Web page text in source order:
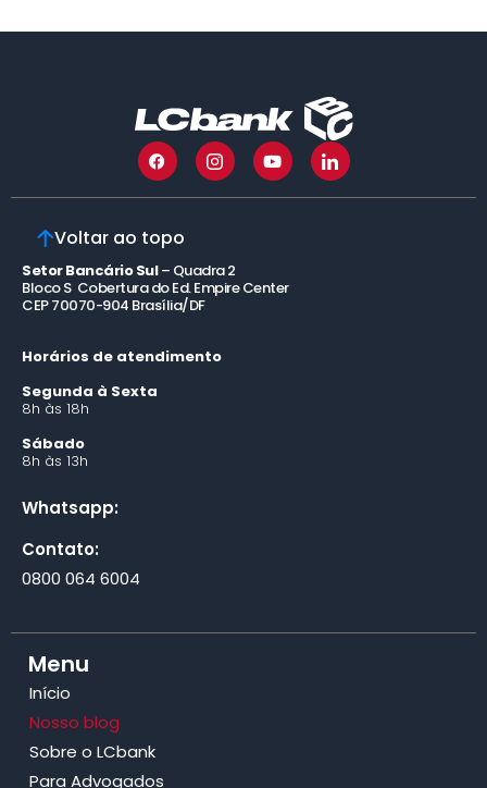
Voltar ao topo
Setor Bancário Sul– Quadra 2
Bloco S Cobertura do Ed. Empire Center
CEP 70070-904 Brasília/DF
Horários de atendimento
Segunda à Sexta
8h às 18h
Sábado
8h às 13h
Whatsapp:
Contato:
0800 064 6004
Menu
Início
Nosso blog
Sobre o LCbank
Para Advogados